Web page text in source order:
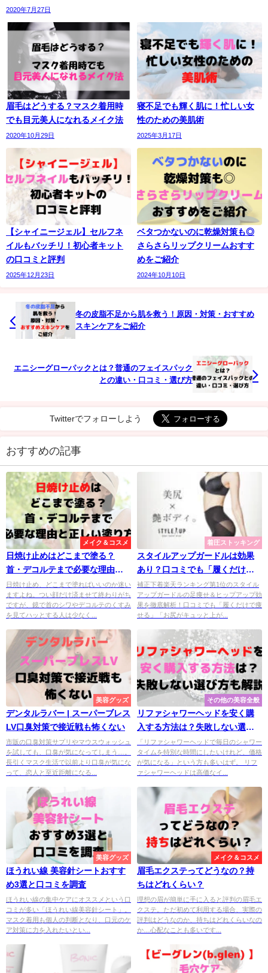
2020年7月27日
眉毛はどうする？マスク着用時
でも目元美人になれるメイク法
2020年10月29日
寝不足でも輝く肌に！忙しい女
性のための美肌術
2025年3月17日
【シャイニージェル】セルフネ
イルもバッチリ！初心者キット
の口コミと評判
2025年12月23日
ベタつかないのに乾燥対策も◎
さらさらリップクリームおすす
めをご紹介
2024年10月10日
冬の皮脂不足から肌を救う！原因・対策・おすすめ
スキンケアをご紹介
エニシーグローパックとは？普通のフェイスパック
との違い・口コミ・選び方
Twitterでフォローしよう
おすすめの記事
メイク＆コスメ
日焼け止めはどこまで塗る？
首・デコルテまで必要な理由と
正しい塗り方
日焼け止め、どこまで塗ればいいのか迷い
ますよね。つい顔だけ済ませて終わりがち
ですが、鏡で首のシワやデコルテのくすみ
を見てハッとする人は少なく...
着圧ストッキング
スタイルアップガードルは効果
あり？口コミでも「履くだけで
痩せる！」と評判
補正下着楽天ランキング第1位のスタイル
アップガードルの足痩せ＆ヒップアップ効
果を徹底解析！口コミでも「履くだけで痩
せる」「お尻がキュッと上が...
美容グッズ
デンタルラバー | スーパーブレス
LV口臭対策で接近戦も怖くない
市販の口臭対策サプリやマウスウォッシュ
を試しても、口臭が気になってしまう…。
長引くマスク生活で以前より口臭が気にな
って、恋人と至近距離になる...
その他の美容全般
リファシャワーヘッドを安く購
入する方法は？失敗しない選び
方も解説
「リファシャワーヘッドで毎日のシャワー
タイムを特別な時間にしたいけれど、価格
が気になる」という方も多いはず。 リフ
ァシャワーヘッドは高価なイ...
美容グッズ
ほうれい線 美容針シートおすす
め3選と口コミを調査
ほうれい線の集中ケアにオススメという口
コミが多い「ほうれい線美容針シート」。
マスク着用も個人の判断となり、口元のケ
ア対策に力を入れたいとい...
メイク＆コスメ
眉毛エクステってどうなの？持
ちはどれくらい？
理想の眉が簡単に手に入ると評判の眉毛エ
クステ。ただ初めて利用する場合、実際の
評判はどうなのか、持ちはどれくらいなの
か…心配なことも多いです...